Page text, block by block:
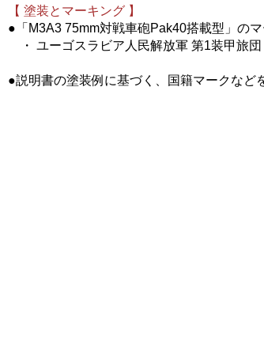
【 塗装とマーキング 】
●「M3A3 75mm対戦車砲Pak40搭載型」の
・ ユーゴスラビア人民解放軍 第1装甲旅団
●説明書の塗装例に基づく、国籍マークなど